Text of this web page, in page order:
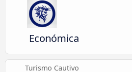
Económica
Turismo Cautivo